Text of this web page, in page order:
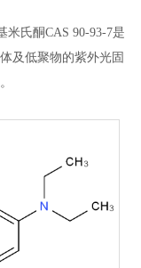
米氏酮CAS 90-93-7是
及低聚物的紫外光固